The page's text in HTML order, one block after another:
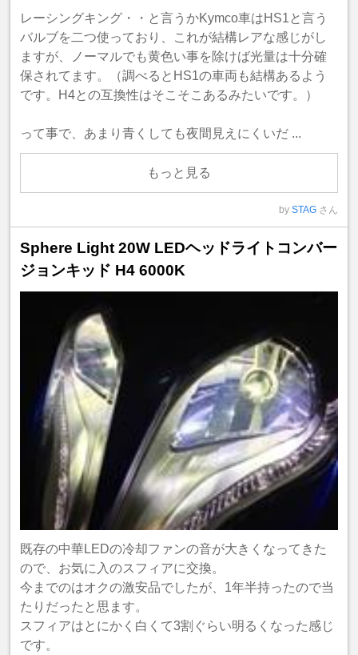
レーシングキング・・と言うかKymco車はHS1と言う
バルブを二つ使っており、これが結構レアな感じがし
ますが、ノーマルでも黄色い事を除けば光量は十分確
保されてます。（調べるとHS1の車両も結構あるよう
です。H4との互換性はそこそこあるみたいです。）
って事で、あまり青くしても夜間見えにくいだ ...
もっと見る
by STAG さん
Sphere Light 20W LEDヘッドライトコンバー
ジョンキッド H4 6000K
既存の中華LEDの冷却ファンの音が大きくなってきた
ので、お気に入のスフィアに交換。
今までのはオクの激安品でしたが、1年半持ったので当
たりだったと思ます。
スフィアはとにかく白くて3割ぐらい明るくなった感じ
です。